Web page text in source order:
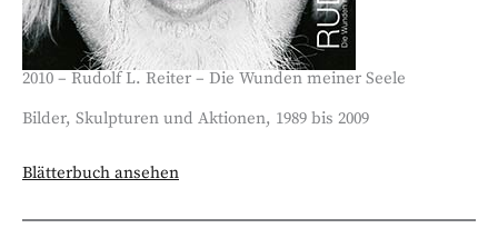
2010 – Rudolf L. Reiter – Die Wunden meiner Seele
Bilder, Skulpturen und Aktionen, 1989 bis 2009
Blätterbuch ansehen